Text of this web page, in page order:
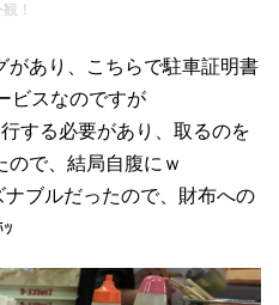
！
があり、こちらで駐車証明書
ビスなのですが
する必要があり、取るのを
ので、結局自腹にｗ
ブルだったので、財布への